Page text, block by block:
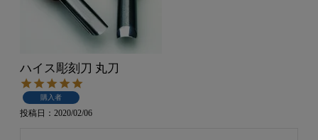
ハイス彫刻刀 丸刀
購入者
投稿日 2020/02/06